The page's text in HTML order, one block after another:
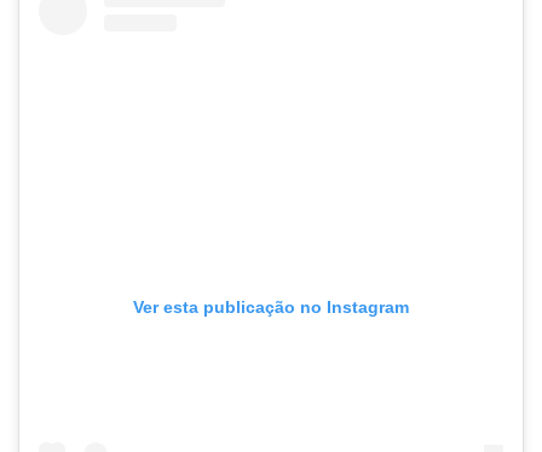
Ver esta publicação no Instagram